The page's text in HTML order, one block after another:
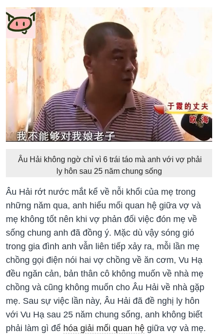
Âu Hải không ngờ chỉ vì 6 trái táo mà anh với vợ phải
ly hôn sau 25 năm chung sống
Âu Hải rớt nước mắt kể về nỗi khổi của mẹ trong
những năm qua, anh hiểu mối quan hệ giữa vợ và
mẹ không tốt nên khi vợ phản đối việc đón mẹ về
sống chung anh đã đồng ý. Mặc dù vậy sóng gió
trong gia đình anh vẫn liên tiếp xảy ra, mỗi lần mẹ
chồng gọi điện nói hai vợ chồng về ăn cơm, Vu Hạ
đều ngăn cản, bản thân cô không muốn về nhà mẹ
chồng và cũng không muốn cho Âu Hải về nhà gặp
mẹ. Sau sự việc lần này, Âu Hải đã đề nghị ly hôn
với Vu Hạ sau 25 năm chung sống, anh không biết
phải làm gì để hóa giải mối quan hệ giữa vợ và mẹ.